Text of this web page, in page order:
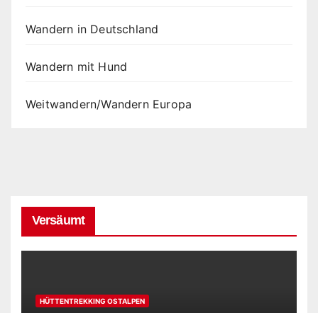
Wandern in Deutschland
Wandern mit Hund
Weitwandern/Wandern Europa
Versäumt
HÜTTENTREKKING OSTALPEN